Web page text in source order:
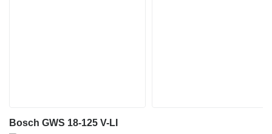
Bosch GWS 18-125 V-LI